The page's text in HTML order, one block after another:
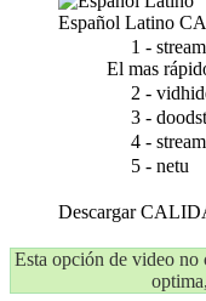
Español Latino
1 -
El mas
2 -
3 -
4 -
5 - netu
Descargar
Esta opción de video no